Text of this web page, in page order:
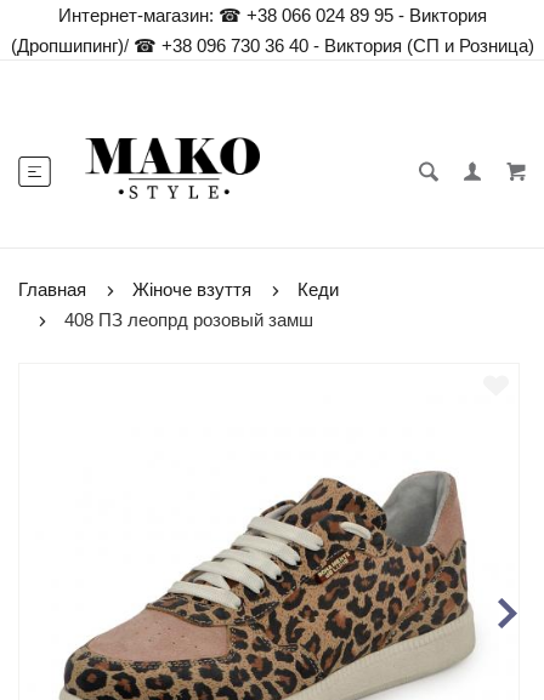
Интернет-магазин: ☎ +38 066 024 89 95 - Виктория
(Дропшипинг)/☎ +38 096 730 36 40 - Виктория (СП и Розница)
Главная Жіноче взуття
Кеди
408 ПЗ леопрд розовый замш